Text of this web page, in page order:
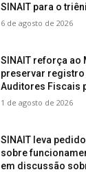
SINAIT para o
6 de agosto de 2026
SINAIT reforça ao
preservar
Auditores Fiscais
1 de agosto de 2026
SINAIT leva
sobre
em discussão